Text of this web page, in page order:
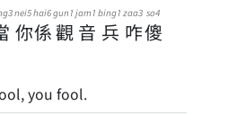
你
nei5
係
hai6
觀
gun1
音
jam1
兵
bing1
咋
zaa3
傻
so4
you fool.